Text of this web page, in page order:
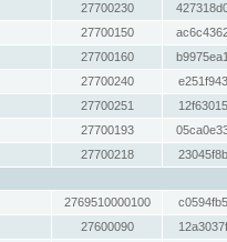
27700230
27700150
27700160
27700240
27700251
27700193
27700218
2769510000100
27600090